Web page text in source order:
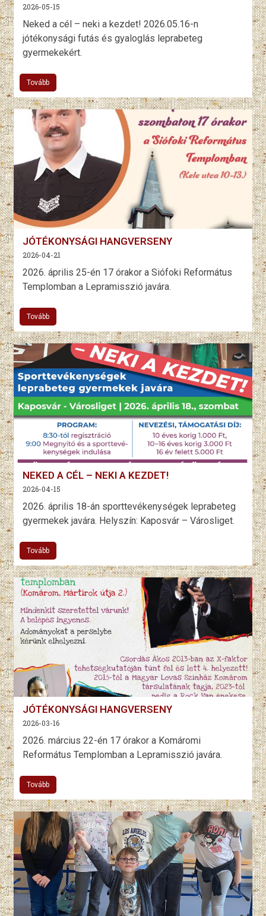
2026-05-15
Neked a cél – neki a kezdet! 2026.05.16-n
jótékonysági futás és gyaloglás leprabeteg
gyermekekért.
Tovább
JÓTÉKONYSÁGI HANGVERSENY
2026-04-21
2026. április 25-én 17 órakor a Siófoki Református
Templomban a Lepramisszió javára.
Tovább
NEKED A CÉL – NEKI A KEZDET!
2026-04-15
2026. április 18-án sporttevékenységek leprabeteg
gyermekek javára. Helyszín: Kaposvár – Városliget.
Tovább
JÓTÉKONYSÁGI HANGVERSENY
2026-03-16
2026. március 22-én 17 órakor a Komáromi
Református Templomban a Lepramisszió javára.
Tovább